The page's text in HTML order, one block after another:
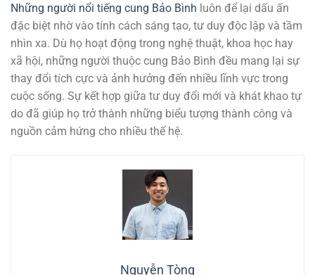
Những người nổi tiếng cung Bảo Bình luôn để lại dấu ấn
đặc biệt nhờ vào tính cách sáng tạo, tư duy độc lập và tầm
nhìn xa. Dù họ hoạt động trong nghệ thuật, khoa học hay
xã hội, những người thuộc cung Bảo Bình đều mang lại sự
thay đổi tích cực và ảnh hưởng đến nhiều lĩnh vực trong
cuộc sống. Sự kết hợp giữa tư duy đổi mới và khát khao tự
do đã giúp họ trở thành những biểu tượng thành công và
nguồn cảm hứng cho nhiều thế hệ.
Nguyễn Tòng